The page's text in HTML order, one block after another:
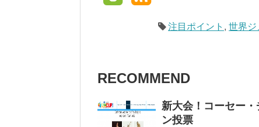
注目ポイント ,世界ジ
RECOMMEND
新大会！コーセー
ン投票